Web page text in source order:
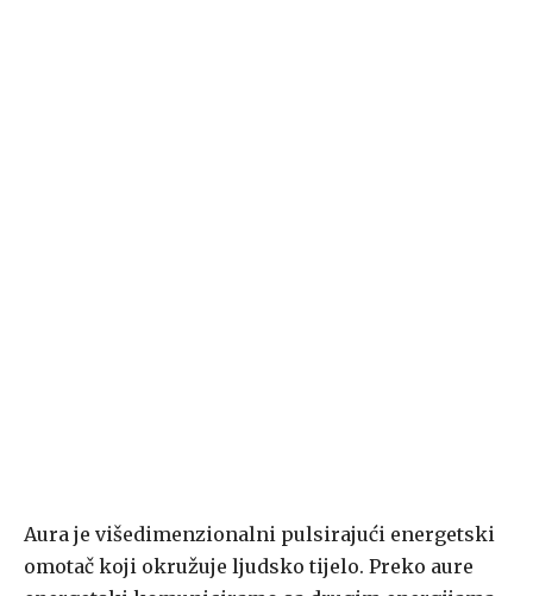
Aura je višedimenzionalni pulsirajući energetski
omotač koji okružuje ljudsko tijelo. Preko aure